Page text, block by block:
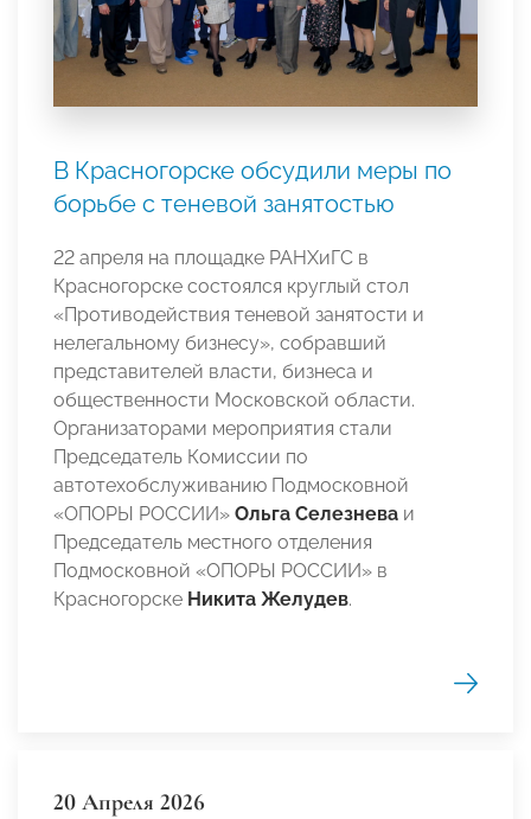
В Красногорске обсудили меры по
борьбе с теневой занятостью
22 апреля на площадке РАНХиГС в
Красногорске состоялся круглый стол
«Противодействия теневой занятости и
нелегальному бизнесу», собравший
представителей власти, бизнеса и
общественности Московской области.
Организаторами мероприятия стали
Председатель Комиссии по
автотехобслуживанию Подмосковной
«ОПОРЫ РОССИИ» Ольга Селезнева и
Председатель местного отделения
Подмосковной «ОПОРЫ РОССИИ» в
Красногорске Никита Желудев.
20 Апреля 2026